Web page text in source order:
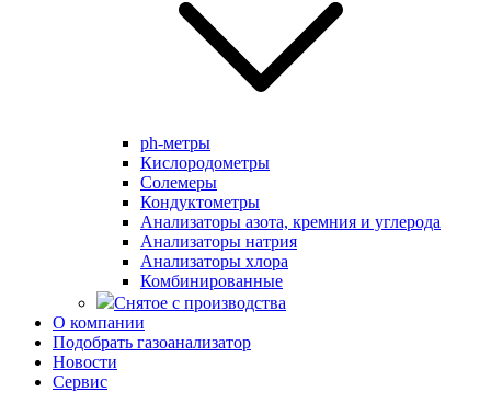
ph-метры
Кислородометры
Солемеры
Кондуктометры
Анализаторы азота, кремния и углерода
Анализаторы натрия
Анализаторы хлора
Комбинированные
Снятое с производства
О компании
Подобрать газоанализатор
Новости
Сервис